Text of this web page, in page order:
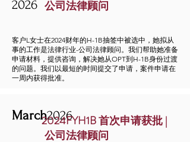
2026
公司法律顾问
客户L女士在2024财年的H-1B抽签中被选中，她拟从
事的工作是法律行业-公司法律顾问。我们帮助她准备
申请材料，提供咨询，解决她从OPT到H-1B身份过渡
的问题。我们以最短的时间提交了申请，案件申请在
一周内获得批准。
March2026
2024FYH1B 首次申请获批 |
公司法律顾问